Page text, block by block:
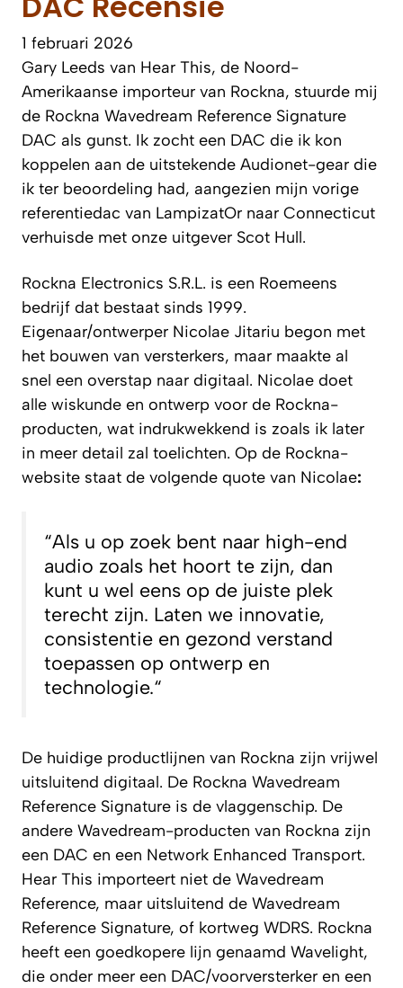
1 februari 2026
Gary Leeds van Hear This, de Noord-
Amerikaanse importeur van Rockna, stuurde mij
de Rockna Wavedream Reference Signature
DAC als gunst. Ik zocht een DAC die ik kon
koppelen aan de uitstekende Audionet-gear die
ik ter beoordeling had, aangezien mijn vorige
referentiedac van LampizatOr naar Connecticut
verhuisde met onze uitgever Scot Hull.
Rockna Electronics S.R.L. is een Roemeens
bedrijf dat bestaat sinds 1999.
Eigenaar/ontwerper Nicolae Jitariu begon met
het bouwen van versterkers, maar maakte al
snel een overstap naar digitaal. Nicolae doet
alle wiskunde en ontwerp voor de Rockna-
producten, wat indrukwekkend is zoals ik later
in meer detail zal toelichten. Op de Rockna-
website staat de volgende quote van Nicolae:
“Als u op zoek bent naar high-end
audio zoals het hoort te zijn, dan
kunt u wel eens op de juiste plek
terecht zijn. Laten we innovatie,
consistentie en gezond verstand
toepassen op ontwerp en
technologie.“
De huidige productlijnen van Rockna zijn vrijwel
uitsluitend digitaal. De Rockna Wavedream
Reference Signature is de vlaggenschip. De
andere Wavedream-producten van Rockna zijn
een DAC en een Network Enhanced Transport.
Hear This importeert niet de Wavedream
Reference, maar uitsluitend de Wavedream
Reference Signature, of kortweg WDRS. Rockna
heeft een goedkopere lijn genaamd Wavelight,
die onder meer een DAC/voorversterker en een